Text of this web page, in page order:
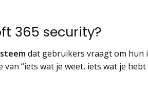
365 security?
dat gebruikers vraagt om hun
“iets wat je weet, iets wat je hebt